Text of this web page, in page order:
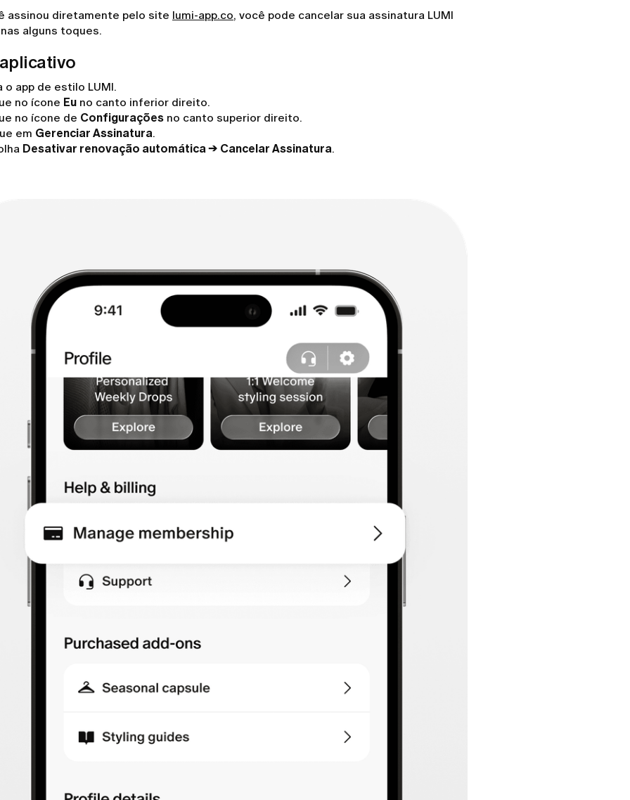
assinou diretamente pelo site lumi-app.co, você pode cancelar sua assinatura LUMI
alguns toques.
o app de estilo LUMI.
no ícone Eu no canto inferior direito.
no ícone de Configurações no canto superior direito.
em Gerenciar Assinatura.
Desativar renovação automática → Cancelar Assinatura.